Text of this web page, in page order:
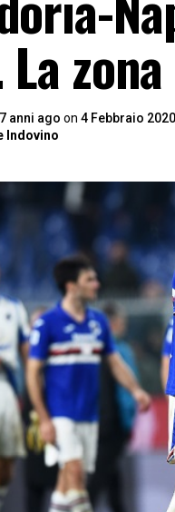
La
7 anni ago on 4 Febbraio 2020
Indovino